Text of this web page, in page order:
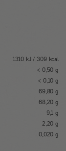
1310 kJ / 309 kcal
< 0,50 g
< 0,10 g
69,80 g
68,20 g
9,1 g
2,20 g
0,020 g